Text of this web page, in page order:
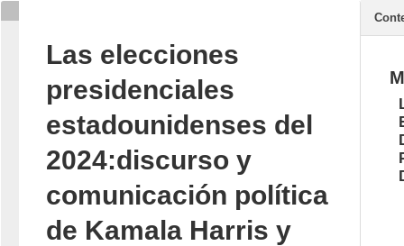
Las elecciones
presidenciales
estadounidenses del
2024:discurso y
comunicación política
de Kamala Harris y